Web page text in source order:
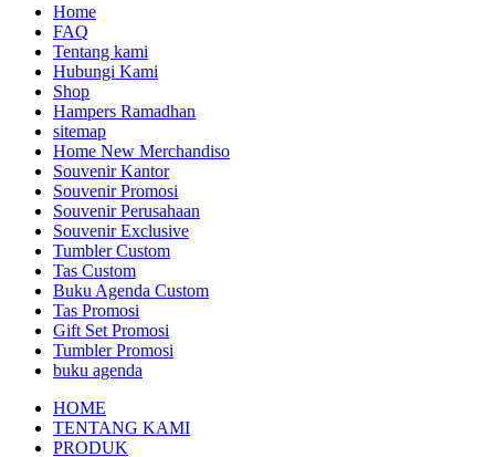
Home
FAQ
Tentang kami
Hubungi Kami
Shop
Hampers Ramadhan
sitemap
Home New Merchandiso
Souvenir Kantor
Souvenir Promosi
Souvenir Perusahaan
Souvenir Exclusive
Tumbler Custom
Tas Custom
Buku Agenda Custom
Tas Promosi
Gift Set Promosi
Tumbler Promosi
buku agenda
HOME
TENTANG KAMI
PRODUK